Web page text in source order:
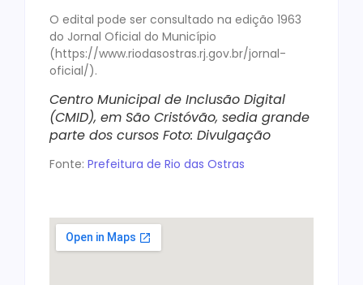
O edital pode ser consultado na edição 1963
do Jornal Oficial do Município
(https://www.riodasostras.rj.gov.br/jornal-
oficial/).
Centro Municipal de Inclusão Digital
(CMID), em São Cristóvão, sedia grande
parte dos cursos Foto: Divulgação
Fonte: Prefeitura de Rio das Ostras